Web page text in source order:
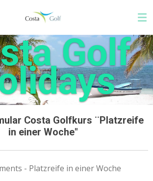
Golf
Costa Golfkurs ¨Platzreife
in einer Woche"
- Platzreife in einer Woche